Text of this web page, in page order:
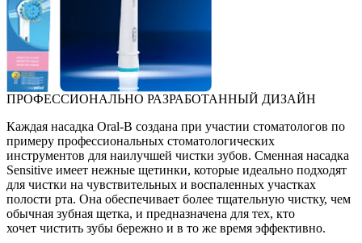
ПРОФЕССИОНАЛЬНО РАЗРАБОТАННЫЙ ДИЗАЙН
Каждая насадка Oral-B создана при участии стоматологов по
примеру профессиональных стоматологических
инструментов для наилучшей чистки зубов. Сменная насадка
Sensitive имеет нежные щетинки, которые идеально подходят
для чистки на чувствительных и воспаленных участках
полости рта. Она обеспечивает более тщательную чистку, чем
обычная зубная щетка, и предназначена для тех, кто
хочет чистить зубы бережно и в то же время эффективно.